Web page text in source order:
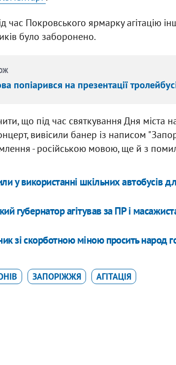
час Покровського ярмарку агітацію
було заборонено.
попіарився на презентації
що під час святкування Дня міста
вивісили банер із написом
- російською мовою, ще й з
у використанні шкільних автобусів
губернатор агітував за ПР і
зі скорботною міною просить народ
ЗАПОРІЖЖЯ АГІТАЦІЯ